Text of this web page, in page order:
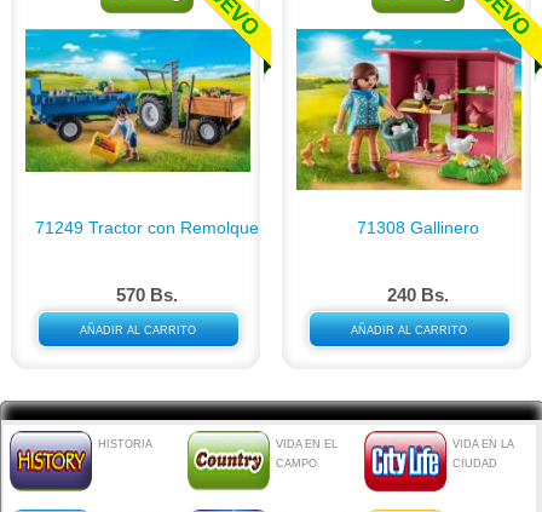
71249 Tractor con Remolque
570 Bs.
AÑADIR AL CARRITO
71308 Gallinero
240 Bs.
AÑADIR AL CARRITO
HISTORIA
VIDA EN EL
CAMPO
VIDA EN LA
CIUDAD